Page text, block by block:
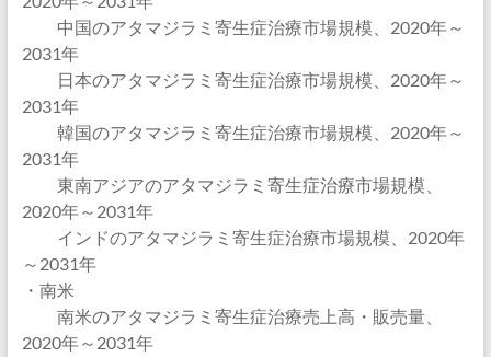
中国のアタマジラミ寄生症治療市場規模、2020年～
2031年
日本のアタマジラミ寄生症治療市場規模、2020年～
2031年
韓国のアタマジラミ寄生症治療市場規模、2020年～
2031年
東南アジアのアタマジラミ寄生症治療市場規模、
2020年～2031年
インドのアタマジラミ寄生症治療市場規模、2020年
～2031年
・南米
南米のアタマジラミ寄生症治療売上高・販売量、
2020年～2031年